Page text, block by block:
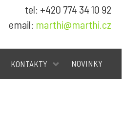
tel: +420 774 34 10 92
email: marthi@marthi.cz
KONTAKTY NOVINKY